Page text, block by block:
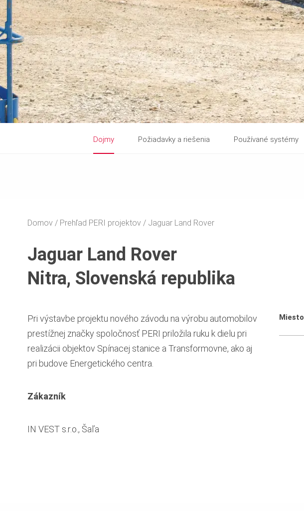
Dojmy Požiadavky a riešenia Používané systémy
Domov Prehľad PERI projektov Jaguar Land Rover
Jaguar Land Rover
Nitra, Slovenská republika
Pri výstavbe projektu nového závodu na výrobu automobilov
prestížnej značky spoločnosť PERI priložila ruku k dielu pri
realizácii objektov Spínacej stanice a Transformovne, ako aj
pri budove Energetického centra.
Zákazník
IN VEST s.r.o., Šaľa
Miesto